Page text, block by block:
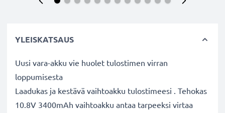
YLEISKATSAUS
Uusi vara-akku vie huolet tulostimen virran
loppumisesta
Laadukas ja kestävä vaihtoakku tulostimeesi . Tehokas
10.8V 3400mAh vaihtoakku antaa tarpeeksi virtaa